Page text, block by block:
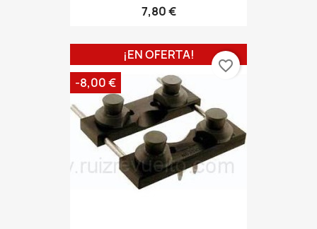
7,80 €
¡EN OFERTA!
-8,00 €
favorite_border